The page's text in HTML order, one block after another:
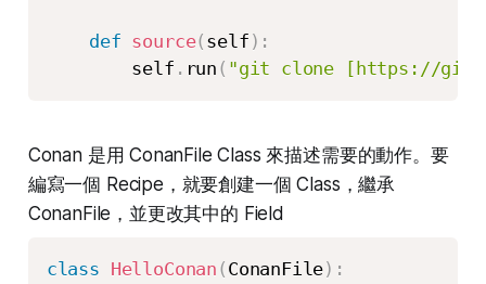
def source( self ) :
        self
. run ( "git clone [https://
Conan 是用 ConanFile Class 來描述需要的動作。要
編寫一個 Recipe，就要創建一個 Class，繼承
ConanFile，並更改其中的 Field
class HelloConan ( ConanFile) :